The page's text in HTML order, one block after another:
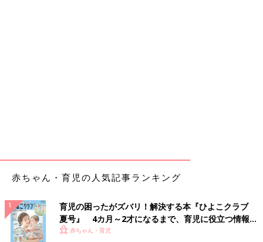
ごろまでは、いたって健康。成長発達も順調でした。私は2回目
の育休だったので、早めに職場復帰したい思いがあり、娘が生後
5カ月の春に
保育園に入園をして、仕事に戻りました」（郁恵さ
仁菜ちゃんの健康状態に異変が起き始めたのは、保育園入園後、
間もないころだったと言います。
赤ちゃん・育児の人気記事ランキング
育児の困ったがズバリ！解決する本『ひよこクラブ
夏号』 4カ月～2才になるまで、育児に役立つ情報が
いっぱい！
赤ちゃん・育児